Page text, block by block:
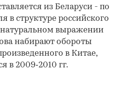
из Беларуси - по
в структуре российского
выражении
набирают обороты
в Китае,
в 2009‑2010 гг.